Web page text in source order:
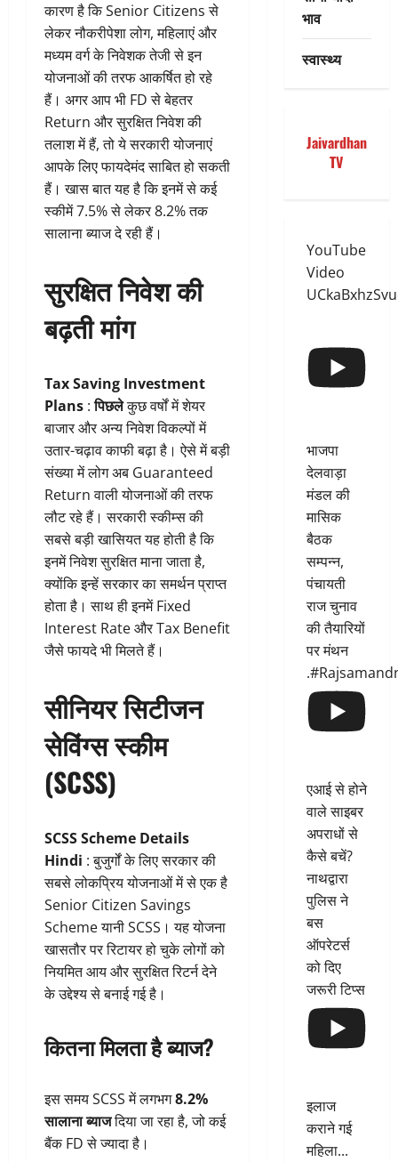
कारण है कि Senior Citizens से
लेकर नौकरीपेशा लोग, महिलाएं और
मध्यम वर्ग के निवेशक तेजी से इन
योजनाओं की तरफ आकर्षित हो रहे
हैं। अगर आप भी FD से बेहतर
Return और सुरक्षित निवेश की
तलाश में हैं, तो ये सरकारी योजनाएं
आपके लिए फायदेमंद साबित हो सकती
हैं। खास बात यह है कि इनमें से कई
स्कीमें 7.5% से लेकर 8.2% तक
सालाना ब्याज दे रही हैं।
सुरक्षित निवेश की
बढ़ती मांग
Tax Saving Investment
Plans :पिछलेकुछ वर्षों में शेयर
बाजार और अन्य निवेश विकल्पों में
उतार-चढ़ाव काफी बढ़ा है। ऐसे में बड़ी
संख्या में लोग अब Guaranteed
Return वाली योजनाओं की तरफ
लौट रहे हैं। सरकारी स्कीम्स की
सबसे बड़ी खासियत यह होती है कि
इनमें निवेश सुरक्षित माना जाता है,
क्योंकि इन्हें सरकार का समर्थन प्राप्त
होता है। साथ ही इनमें Fixed
Interest Rate और Tax Benefit
जैसे फायदे भी मिलते हैं।
सीनियर सिटीजन
सेविंग्स स्कीम
(SCSS)
SCSS Scheme Details
Hindi : बुजुर्गों के लिए सरकार की
सबसे लोकप्रिय योजनाओं में से एक है
Senior Citizen Savings
Scheme यानी SCSS। यह योजना
खासतौर पर रिटायर हो चुके लोगों को
नियमित आय और सुरक्षित रिटर्न देने
के उद्देश्य से बनाई गई है।
कितना मिलता है ब्याज?
इस समय SCSS में लगभग8.2%
सालाना ब्याजदिया जा रहा है, जो कई
बैंक FD से ज्यादा है।
भाव
स्वास्थ्य
Jaivardhan
TV
YouTube
Video
भाजपा
देलवाड़ा
मंडल की
मासिक
बैठक
सम्पन्न,
पंचायती
राज चुनाव
की तैयारियों
पर मंथन
एआई से होने
वाले साइबर
अपराधों से
कैसे बचें?
नाथद्वारा
पुलिस ने
बस
ऑपरेटर्स
को दिए
जरूरी टिप्स
इलाज
कराने गई
महिला...